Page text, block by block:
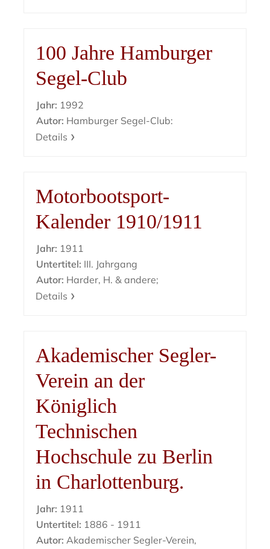
100 Jahre Hamburger
Segel-Club
Jahr: 1992
Autor: Hamburger Segel-Club:
Details
Motorbootsport-
Kalender 1910/1911
Jahr: 1911
Untertitel: III. Jahrgang
Autor: Harder, H. & andere;
Details
Akademischer Segler-
Verein an der
Königlich
Technischen
Hochschule zu Berlin
in Charlottenburg.
Jahr: 1911
Untertitel: 1886 - 1911
Autor: Akademischer Segler-Verein,